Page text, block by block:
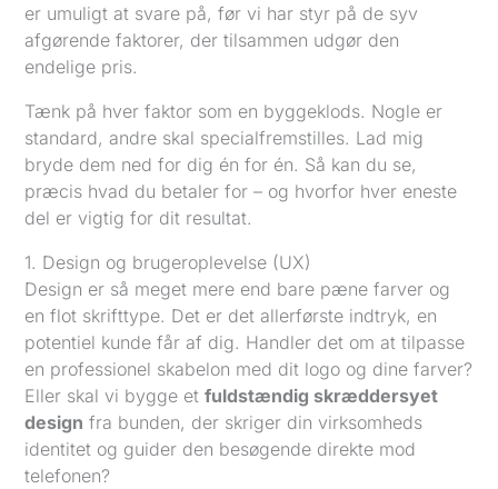
er umuligt at svare på, før vi har styr på de syv
afgørende faktorer, der tilsammen udgør den
endelige pris.
Tænk på hver faktor som en byggeklods. Nogle er
standard, andre skal specialfremstilles. Lad mig
bryde dem ned for dig én for én. Så kan du se,
præcis hvad du betaler for – og hvorfor hver eneste
del er vigtig for dit resultat.
1. Design og brugeroplevelse (UX)
Design er så meget mere end bare pæne farver og
en flot skrifttype. Det er det allerførste indtryk, en
potentiel kunde får af dig. Handler det om at tilpasse
en professionel skabelon med dit logo og dine farver?
Eller skal vi bygge etfuldstændig skræddersyet
design fra bunden, der skriger din virksomheds
identitet og guider den besøgende direkte mod
telefonen?